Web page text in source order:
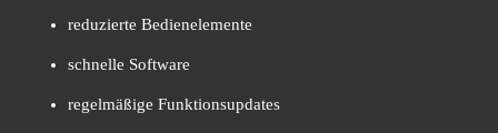
reduzierte Bedienelemente
schnelle Software
regelmäßige Funktionsupdates